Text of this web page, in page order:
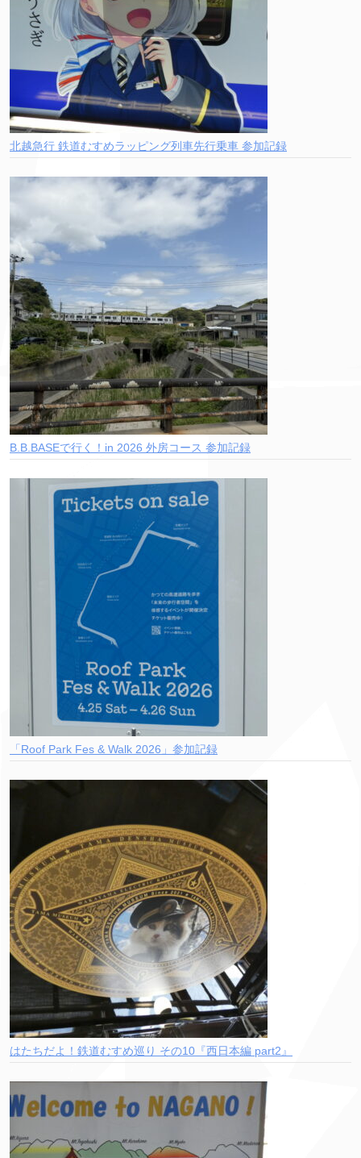
北越急行 鉄道むすめラッピング列車先行乗車 参加記録
B.B.BASEで行く！in 2026 外房コース 参加記録
「Roof Park Fes & Walk 2026」参加記録
はたちだよ！鉄道むすめ巡り その10『西日本編 part2』